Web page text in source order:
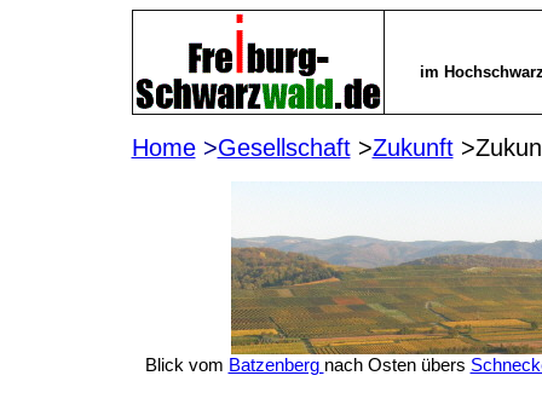
im
Home>Gesellschaft >Zukunft
Blick vom Batzenberg nach Osten übers